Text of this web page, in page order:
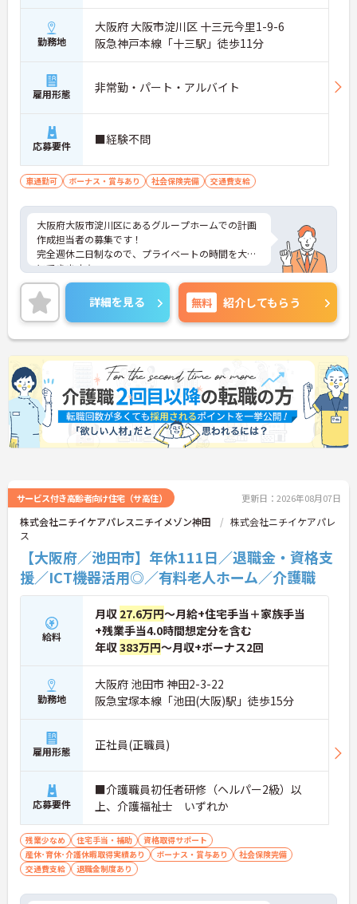
自分の考えを活かした事業所づくりが可能！
・採用・営業・シフトなど幅広く関与
・地域との連携を含めた戦略にも携われる
・現場判断の余地があり主体的に動ける
→ 「任されるやりがい」と成長実感が魅力です
困ったときも一人にならない体制♪
・エリアマネージャーの巡回フォロー
・人事・法務など専門部署がバックアップ
・労務やトラブルも組織的に支援あり
→ 安心して業務に集中できる環境です
■ 年齢問わず長く働ける職場です♪
将来を見据えてキャリア継続がしやすい！
・定年制度なしで長期勤務が可能
・勤続年数に応じた手当支給あり
→ 腰を据えて働きたい方にもピッタリです
勤務地
大阪府 大阪市淀川区 十三元今里1-9-6
阪急神戸本線「十三駅」徒歩11分
雇用形態 非常勤・パート・アルバイト
応募要件 ■経験不問
車通勤可 ボーナス・賞与あり 社会保険完備 交通費支給
大阪府大阪市淀川区にあるグループホームでの計画
作成担当者の募集です！
完全週休二日制なので、プライベートの時間を大切
にできます☆
昇給・賞与あり♪ 頑張りがしっかり反映されま
す！
ご興味のある方には、面接対策ポイントなど、さら
に詳細をお話しいたしますのでお気軽にご相談くだ
さい！
詳細を見る 無料 紹介してもらう
サービス付き高齢者向け住宅（サ高住） 更新日：2026年08月07日
株式会社ニチイケアパレスニチイメゾン神田
株式会社ニチイケアパレ
ス
【大阪府／池田市】年休111日／退職金・資格支
援／ICT機器活用◎／有料老人ホーム／介護職
給料
月収 27.6万円～月給+住宅手当＋家族手当
+残業手当4.0時間想定分を含む
年収383万円～月収+ボーナス2回
勤務地
大阪府 池田市 神田2-3-22
阪急宝塚本線「池田(大阪)駅」徒歩15分
雇用形態 正社員(正職員)
応募要件
■介護職員初任者研修（ヘルパー2級）以
上、介護福祉士 いずれか
残業少なめ 住宅手当・補助
資格取得サポート
産休･育休･介護休暇取得実績あり
ボーナス・賞与あり
社会保険完備
交通費支給
退職金制度あり